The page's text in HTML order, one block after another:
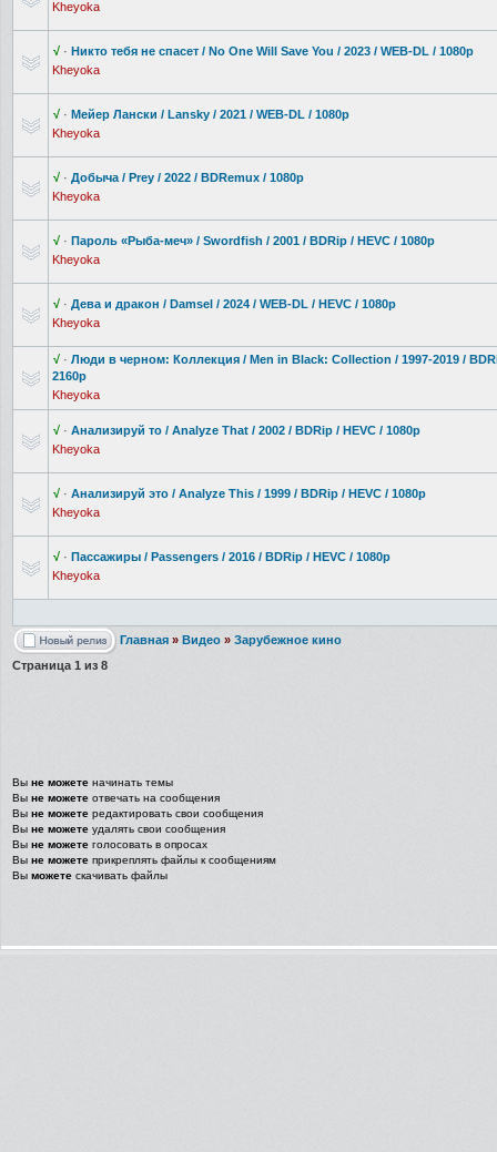
Kheyoka
√ · Никто тебя не спасет / No One Will Save You / 2023 / WEB-DL / 1080p
Kheyoka
√ · Мейер Лански / Lansky / 2021 / WEB-DL / 1080p
Kheyoka
√ · Добыча / Prey / 2022 / BDRemux / 1080p
Kheyoka
√ · Пароль «Рыба-меч» / Swordfish / 2001 / BDRip / HEVC / 1080p
Kheyoka
√ · Дева и дракон / Damsel / 2024 / WEB-DL / HEVC / 1080p
Kheyoka
√ · Люди в черном: Коллекция / Men in Black: Collection / 1997-2019 /
2160p
Kheyoka
√ · Анализируй то / Analyze That / 2002 / BDRip / HEVC / 1080p
Kheyoka
√ · Анализируй это / Analyze This / 1999 / BDRip / HEVC / 1080p
Kheyoka
√ · Пассажиры / Passengers / 2016 / BDRip / HEVC / 1080p
Kheyoka
Главная » Видео » Зарубежное кино
Страница 1 из 8
Вы не можете начинать темы
Вы не можете отвечать на сообщения
Вы не можете редактировать свои сообщения
Вы не можете удалять свои сообщения
Вы не можете голосовать в опросах
Вы не можете прикреплять файлы к сообщениям
Вы можете скачивать файлы